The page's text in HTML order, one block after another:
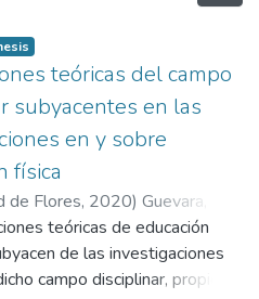
teóricas del campo
subyacentes en las
en y sobre
física
de Flores, 2020) Guevara,
;De Ferraris, Mariana Paola
teóricas de educación
de las investigaciones
campo disciplinar, propios